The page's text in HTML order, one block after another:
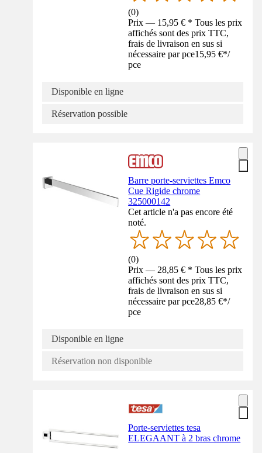
(0)
Prix — 15,95 € * Tous les prix
affichés sont des prix TTC,
frais de livraison en sus si
nécessaire par pce15,95 €*/
pce
Disponible en ligne
Réservation possible
Barre porte-serviettes Emco
Cue Rigide chrome
325000142
Cet article n'a pas encore été
noté.
(0)
Prix — 28,85 € * Tous les prix
affichés sont des prix TTC,
frais de livraison en sus si
nécessaire par pce28,85 €*/
pce
Disponible en ligne
Réservation non disponible
Porte-serviettes tesa
ELEGAANT à 2 bras chrome